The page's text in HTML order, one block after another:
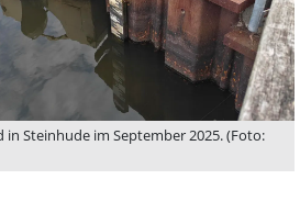
in Steinhude im September 2025. (Foto: